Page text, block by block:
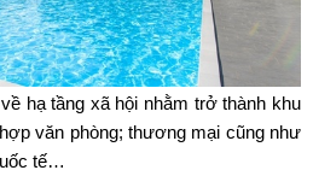
hạ tầng xã hội nhằm trở thành khu
văn phòng; thương mại cũng như
tế…